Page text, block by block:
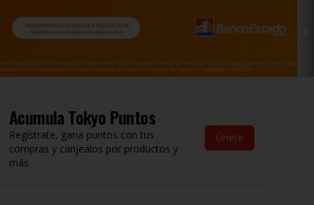
AcumulaTokyo Puntos
Regístrate, gana puntos con tus
compras y canjealos por productos y
más
Únete